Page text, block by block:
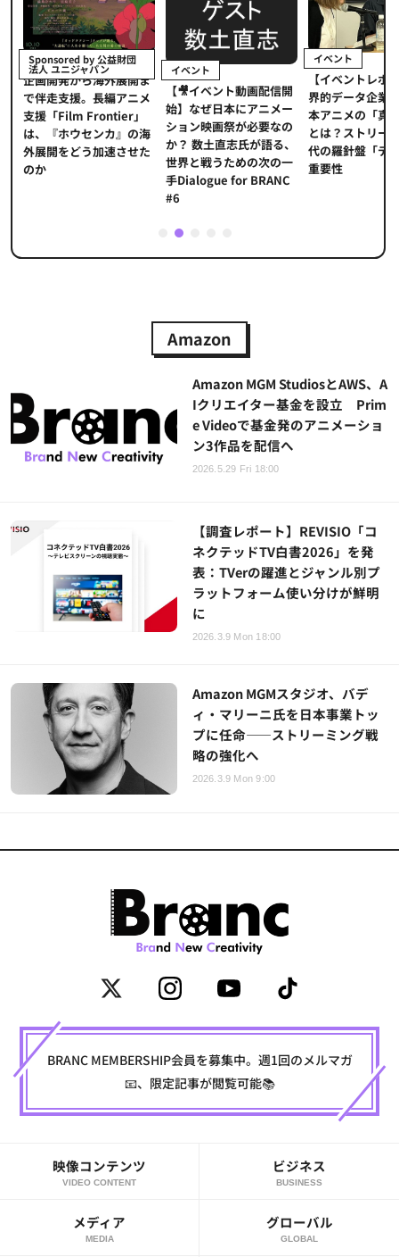
Sponsored by 公益財団
法人 ユニジャパン
企画開発から海外展開ま
で伴走支援。長編アニメ
支援「Film Frontier」
は、『ホウセンカ』の海
外展開をどう加速させた
のか
イベント
【🎥イベント動画配信開
始】なぜ日本にアニメー
ション映画祭が必要なの
か？ 数土直志氏が語る、
世界と戦うための次の一
手Dialogue for BRANC
#6
イベント
【イベントレポ
界的データ企業
本アニメの「真
とは？ストリー
代の羅針盤「デ
重要性
2
Amazon
Amazon MGM StudiosとAWS、A
Iクリエイター基金を設立 Prim
e Videoで基金発のアニメーショ
ン3作品を配信へ
2026.5.29 Fri 18:00
【調査レポート】REVISIO「コ
ネクテッドTV白書2026」を発
表：TVerの躍進とジャンル別プ
ラットフォーム使い分けが鮮明
に
2026.3.9 Mon 18:00
Amazon MGMスタジオ、バデ
ィ・マリーニ氏を日本事業トッ
プに任命――ストリーミング戦
略の強化へ
2026.3.9 Mon 9:00
BRANC MEMBERSHIP会員を募集中。週1回のメルマガ
📧、限定記事が閲覧可能📚
映像コンテンツ
VIDEO CONTENT
ビジネス
BUSINESS
メディア
MEDIA
グローバル
GLOBAL